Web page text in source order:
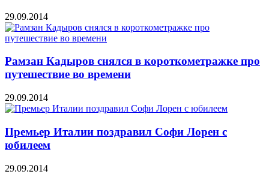
29.09.2014
Рамзан Кадыров снялся в короткометражке про
путешествие во времени
29.09.2014
Премьер Италии поздравил Софи Лорен с
юбилеем
29.09.2014